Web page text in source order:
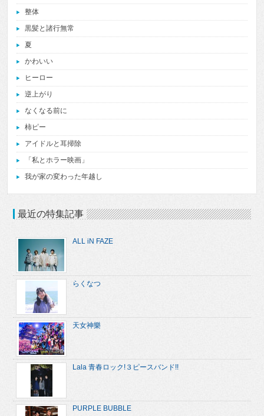
整体
黒髪と諸行無常
夏
かわいい
ヒーロー
逆上がり
なくなる前に
柿ピー
アイドルと耳掃除
「私とホラー映画」
我が家の変わった年越し
最近の特集記事
ALL iN FAZE
らくなつ
天女神樂
Lala 青春ロック!３ピースバンド!!
PURPLE BUBBLE